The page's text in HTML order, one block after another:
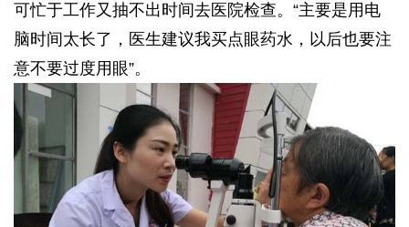
可忙于工作又抽不出时间去医院检查。“主要是用电
脑时间太长了，医生建议我买点眼药水，以后也要注
意不要过度用眼”。